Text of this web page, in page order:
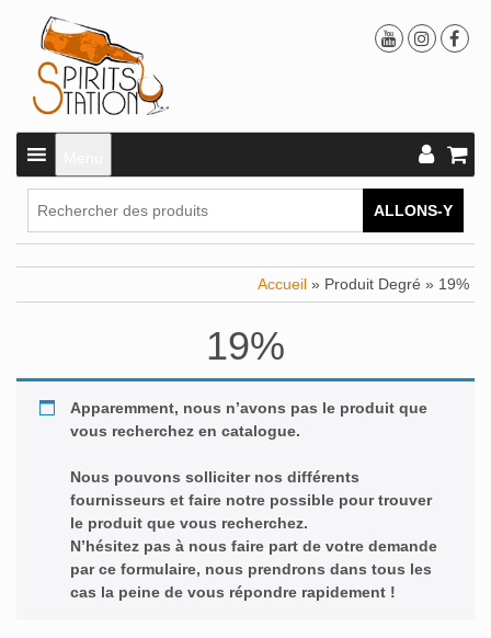
ALLONS-Y
Accueil » Produit Degré » 19%
19%
Apparemment, nous n’avons pas le produit que
vous recherchez en catalogue.
Nous pouvons solliciter nos différents
fournisseurs et faire notre possible pour trouver
le produit que vous recherchez.
N’hésitez pas à nous faire part de votre demande
par ce formulaire, nous prendrons dans tous les
cas la peine de vous répondre rapidement !